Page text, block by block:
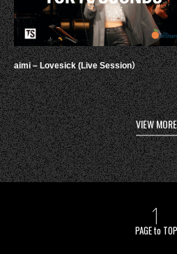
aimi – Lovesick (Live Session）
VIEW MORE
PAGE to TOP